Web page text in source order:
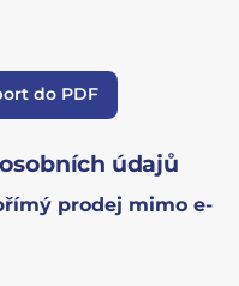
do PDF
údajů
prodej mimo e-